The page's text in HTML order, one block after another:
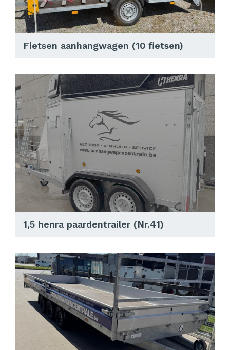
Fietsen aanhangwagen (10 fietsen)
1,5 henra paardentrailer (Nr.41)